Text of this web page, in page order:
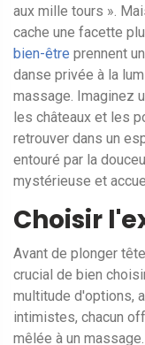
aux mille tours ».
cache une facette
bien-être prennent
danse privée à la
massage. Imaginez
les châteaux et les
retrouver dans un
entouré par la
mystérieuse et
Choisir
Avant de plonger
crucial de bien
multitude d'options,
intimistes, chacun
mêlée à un